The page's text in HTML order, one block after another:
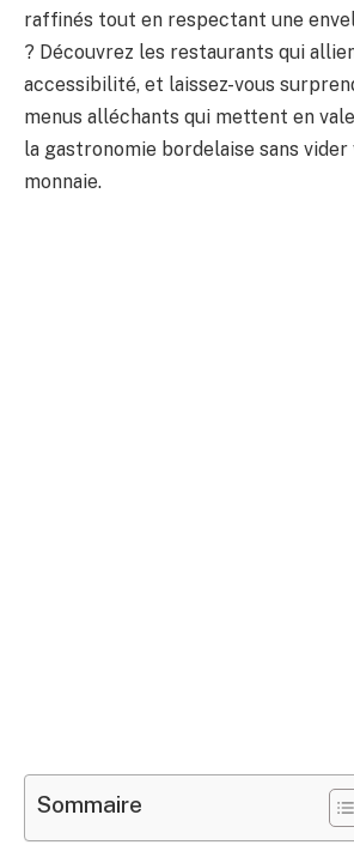
raffinés tout en respectant une
? Découvrez les restaurants qui
accessibilité, et laissez-vous
menus alléchants qui mettent en
la gastronomie bordelaise sans
monnaie.
Sommaire